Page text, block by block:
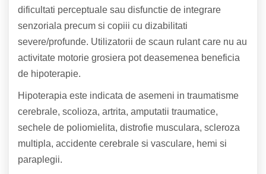
dificultati perceptuale sau disfunctie de integrare
senzoriala precum si copiii cu dizabilitati
severe/profunde. Utilizatorii de scaun rulant care nu au
activitate motorie grosiera pot deasemenea beneficia
de hipoterapie.
Hipoterapia este indicata de asemeni in traumatisme
cerebrale, scolioza, artrita, amputatii traumatice,
sechele de poliomielita, distrofie musculara, scleroza
multipla, accidente cerebrale si vasculare, hemi si
paraplegii.